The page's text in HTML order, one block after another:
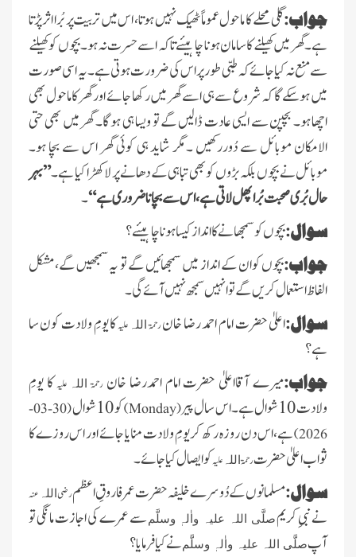
جواب:گلی محلے کا ماحول عموماً ٹھیک نہیں ہوتا، اس میں تربیت پر بُرا اثر پڑتا
ہے۔ گھر میں کھیلنے کا سامان ہونا چاہیئے تاکہ اسے حسرت نہ ہو۔ بچوں کو کھیلنے
سے منع نہ کیا جائے کہ طبی طور پر اس کی ضرورت ہوتی ہے ۔یہ اسی صور ت
میں ہو سکے گا کہ شروع سے ہی اسے گھر میں رکھا جائے اور گھر کا ماحول بھی
اچھا ہو۔ بچپن سے ایسی عادت ڈالیں گے تو ویسا ہی ہو گا۔ گھر میں بھی حتی
الامکان موبائل سے دُوررکھیں ۔مگر شاید ہی کوئی گھر اس سے بچا ہو۔
موبائل نے بچوں بلکہ بڑوں کو بھی تباہی کے دھانے پر لا کھڑا کیا ہے ۔”بہر
حال بُری صحبت بُرا پھل لاتی ہے، اس سے بچانا ضروری ہے“۔
سوال:بچوں کو سمجھانے کا انداز کیسا ہونا چاہیئے؟
جواب:بچوں کوان کے انداز میں سمجھائیں گے تو یہ سمجھیں گے، مشکل
الفاظ استعمال کریں گے تو انہیں سمجھ نہیں آئے گی۔
سوال:اعلیٰ حضرت امام احمد رضا خانرحمۃ اللہ علیہکا یومِ ولادت کون سا
ہے؟
جواب:میرے آقااعلیٰ حضرت امام احمدرضا خان رحمۃ اللہ علیہکا یومِ
ولادت 10شوال ہے۔اس سال پیر
(
Monday
)کو 10 شوال
(30-03-
2026) ہے ،اس دن روزہ رکھ کر یومِ ولادت منایا جائے اور اس روزے کا
ثواب اعلیٰ حضرترحمۃاللہ علیہکو ایصال کیا جائے ۔
سوال:مسلمانوں کے دُوسرے خلیفہ حضرت عمر فاروقِ اعظمرضی اللہ عنہ
نے نبیِ کریمصلَّی اللہ علیہ واٰلہٖ وسلَّم سے عمرے کی اجازت مانگی تو
آپصلَّی اللہ علیہ واٰلہٖ وسلَّمنے کیا فرمایا؟